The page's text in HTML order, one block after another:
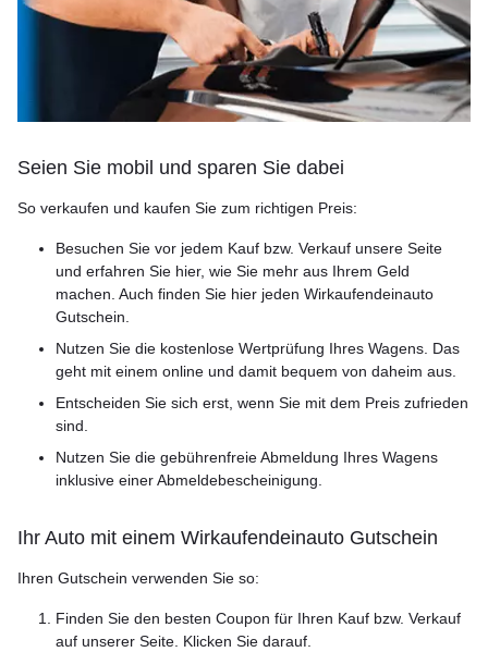
Seien Sie mobil und sparen Sie dabei
So verkaufen und kaufen Sie zum richtigen Preis:
Besuchen Sie vor jedem Kauf bzw. Verkauf unsere Seite
und erfahren Sie hier, wie Sie mehr aus Ihrem Geld
machen. Auch finden Sie hier jeden Wirkaufendeinauto
Gutschein.
Nutzen Sie die kostenlose Wertprüfung Ihres Wagens. Das
geht mit einem online und damit bequem von daheim aus.
Entscheiden Sie sich erst, wenn Sie mit dem Preis zufrieden
sind.
Nutzen Sie die gebührenfreie Abmeldung Ihres Wagens
inklusive einer Abmeldebescheinigung.
Ihr Auto mit einem Wirkaufendeinauto Gutschein
Ihren Gutschein verwenden Sie so:
Finden Sie den besten Coupon für Ihren Kauf bzw. Verkauf
auf unserer Seite. Klicken Sie darauf.